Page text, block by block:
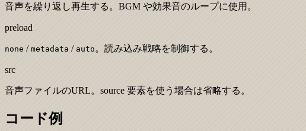
音声を繰り返し再生する。BGM や効果音のループに使用。
preload
none / metadata / auto 。読み込み戦略を制御する。
src
音声ファイルのURL。source 要素を使う場合は省略する。
コード例